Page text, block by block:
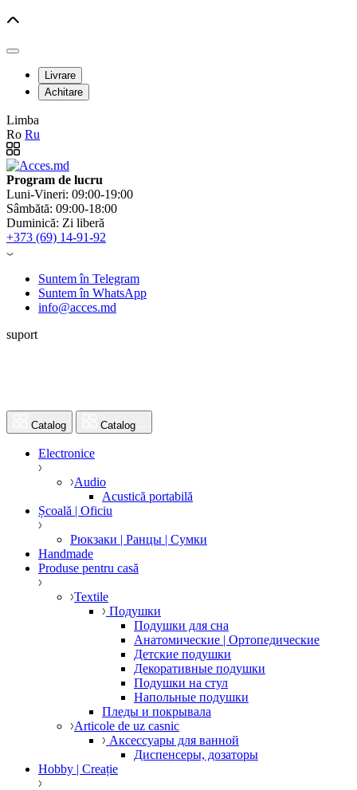
Livrare
Achitare
Limba
Ro Ru
Program de lucru
Luni-Vineri: 09:00-19:00
Sâmbătă: 09:00-18:00
Duminică: Zi liberă
+373 (69) 14-91-92
Suntem în Telegram
Suntem în WhatsApp
info@acces.md
suport
Catalog Catalog
Electronice
Audio
Acustică portabilă
Școală | Oficiu
Рюкзаки | Ранцы | Сумки
Handmade
Produse pentru casă
Textile
Подушки
Подушки для сна
Анатомические | Ортопедические
Детские подушки
Декоративные подушки
Подушки на стул
Напольные подушки
Пледы и покрывала
Articole de uz casnic
Аксессуары для ванной
Диспенсеры, дозаторы
Hobby | Creație